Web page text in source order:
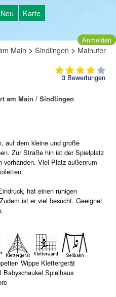
Neu Karte
Anmelden
Main > Sindlingen > Mainufer
3Bewertungen
am Main / Sindlingen
auf dem kleine und große
Zur Straße hin ist der Spielplatz
Viel Platz außenrum
hat einen ruhigen
ist er viel besucht. Geeignet
Wippe Klettergerät
Babyschaukel Spielhaus